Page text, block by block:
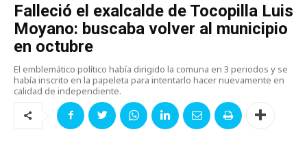
Falleció el exalcalde de Tocopilla Luis
Moyano: buscaba volver al municipio
en octubre
El emblemático político había dirigido la comuna en 3 periodos y se
había inscrito en la papeleta para intentarlo hacer nuevamente en
calidad de independiente.